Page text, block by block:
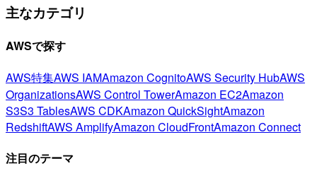
主なカテゴリ
AWSで探す
AWS特集AWS IAMAmazon CognitoAWS Security HubAWS
OrganizationsAWS Control TowerAmazon EC2Amazon
S3S3 TablesAWS CDKAmazon QuickSightAmazon
RedshiftAWS AmplifyAmazon CloudFrontAmazon Connect
注目のテーマ